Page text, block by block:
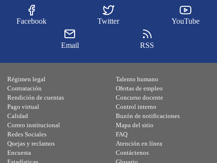
Facebook Twitter YouTube
Email RSS
Régimen legal
Contratación
Rendición de cuentas
Pago virtual
Calidad
Talento humano
Ofertas de empleo
Concurso docente
Control interno
Buzón de notificaciones
Correo institucional
Redes Sociales
Quejas y reclamos
Encuesta
Mapa del sitio
FAQ
Atención en línea
Contáctenos